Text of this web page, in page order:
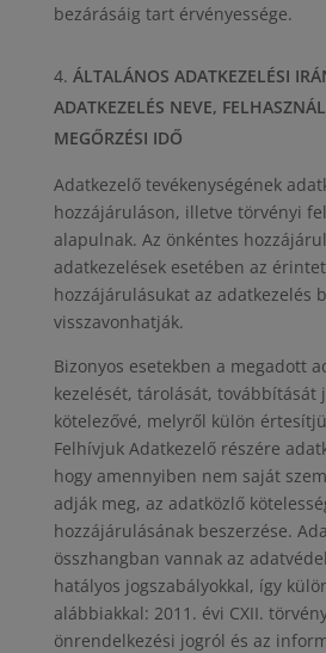
bezárásáig tart érvényessége.
ÁLTALÁNOS ADATKEZELÉSI
ADATKEZELÉS NEVE,
MEGŐRZÉSI IDŐ
Adatkezelő tevékenységének
hozzájáruláson, illetve törvényi
alapulnak. Az önkéntes
adatkezelések esetében az
hozzájárulásukat az adatkezelés
visszavonhatják.
Bizonyos esetekben a megadott
kezelését, tárolását, továbbítását
kötelezővé, melyről külön
Felhívjuk Adatkezelő részére
hogy amennyiben nem saját
adják meg, az adatközlő
hozzájárulásának beszerzése.
összhangban vannak az
hatályos jogszabályokkal, így
alábbiakkal: 2011. évi CXII.
önrendelkezési jogról és az